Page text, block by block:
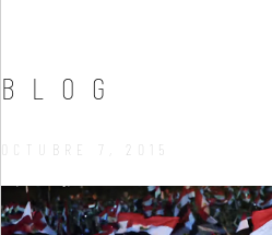
BLOG
OCTUBRE 7, 2015